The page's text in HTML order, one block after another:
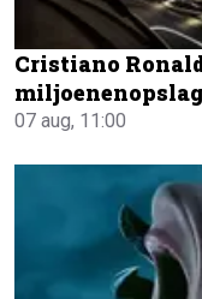
Cristiano
07 aug, 11:00